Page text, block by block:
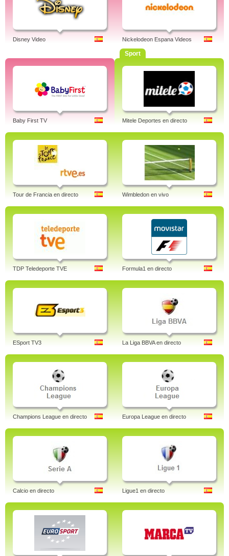
Disney Video Nickelodeon Espana Videos
Baby First TV
Sport
Mitele Deportes en directo
Tour de Francia en directo Wimbledon en vivo
TDP Teledeporte TVE Formula1 en directo
ESport TV3 La Liga BBVA en directo
Champions League en directo Europa League en directo
Calcio en directo Ligue1 en directo